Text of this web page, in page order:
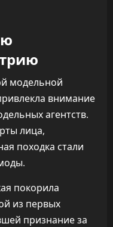
модельной
внимание
агентств.
лица,
походка стали
покорила
из первых
признание за